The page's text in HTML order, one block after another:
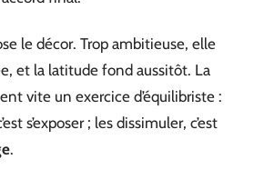
le décor. Trop ambitieuse, elle
et la latitude fond aussitôt. La
vite un exercice d’équilibriste :
s’exposer ; les dissimuler, c’est
.